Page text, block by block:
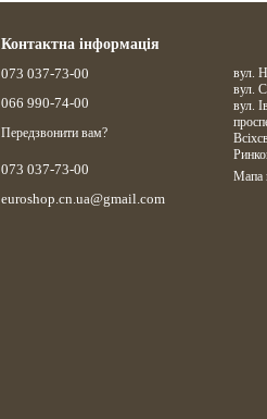
Контактна інформація
073 037-73-00
066 990-74-00
Передзвонити вам?
073 037-73-00
euroshop.cn.ua@gmail.com
вул.
вул.
вул.
Мапа